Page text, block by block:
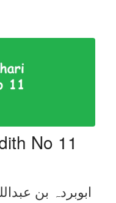
No 11
ابوبردہ بن